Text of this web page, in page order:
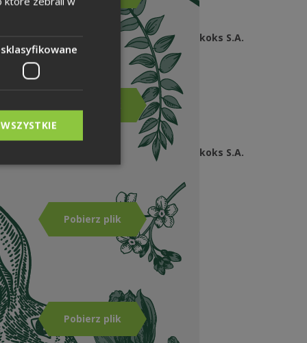
Zdjęcia Grupy Kapitałowej Węglokoks S.A.
- Hutnictwo
4,13 MB | zip
Zdjęcia Grupy Kapitałowej Węglokoks S.A.
- Logistyka
Pobierz plik
Identyfikacja wizualna - logo
Pobierz plik